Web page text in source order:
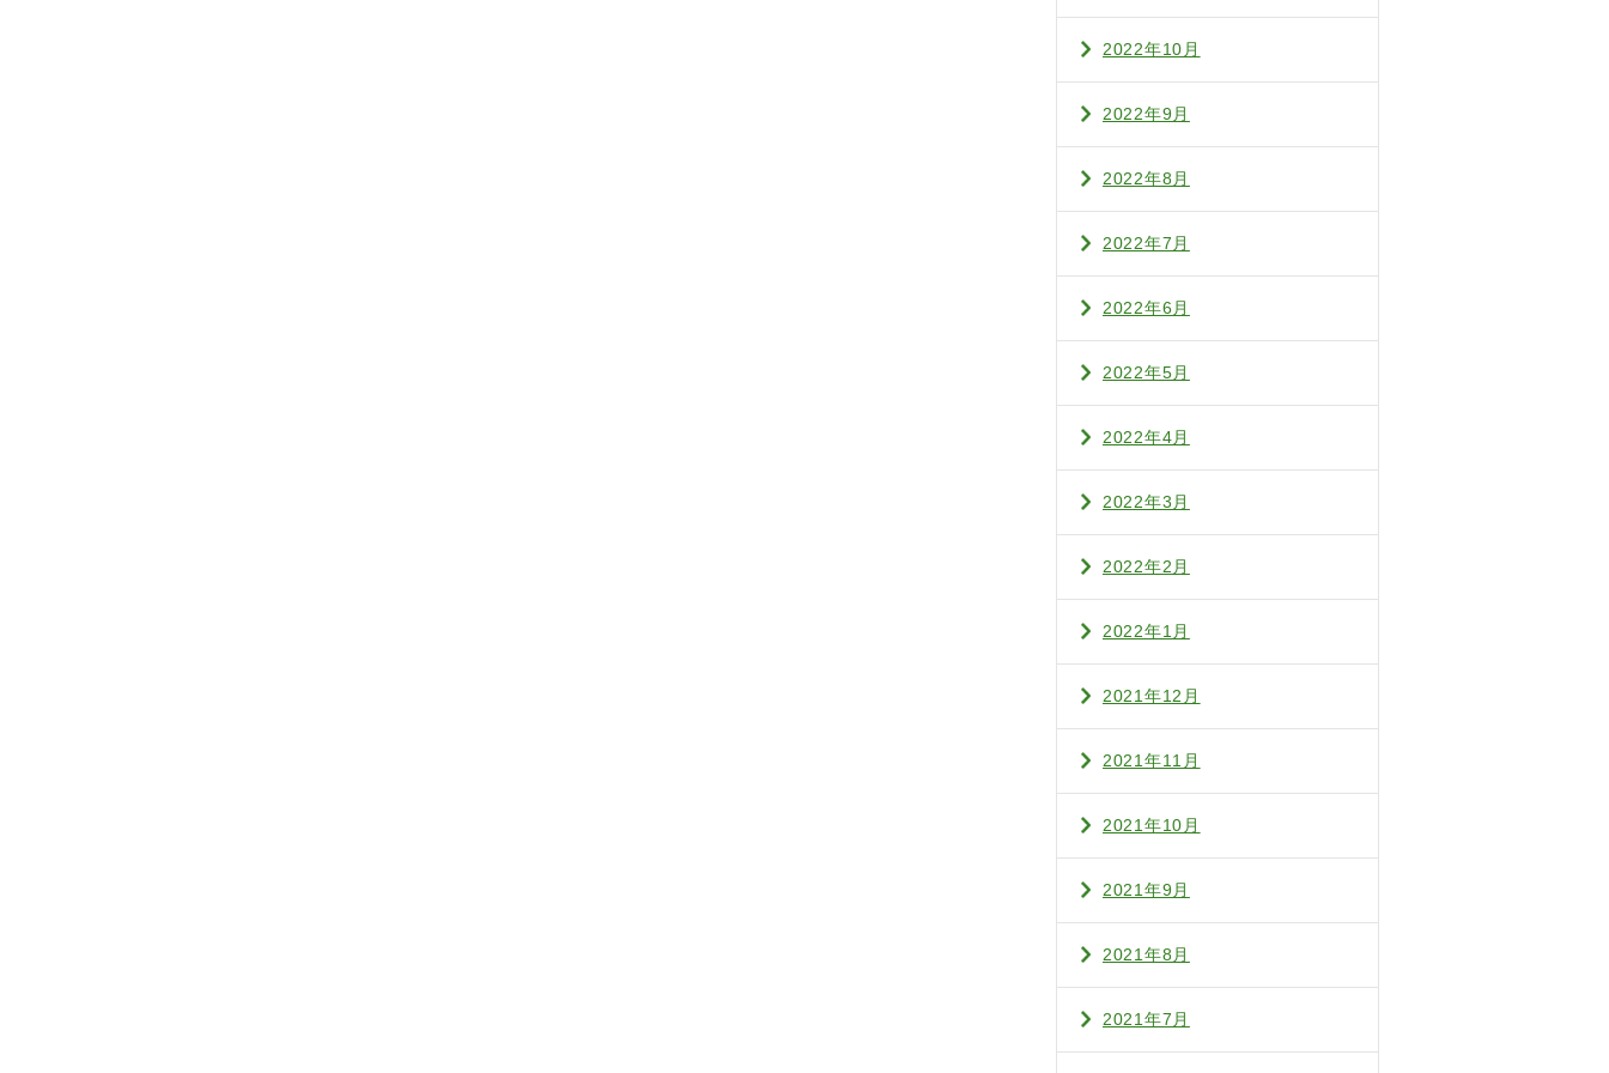
2022年10月
2022年9月
2022年8月
2022年7月
2022年6月
2022年5月
2022年4月
2022年3月
2022年2月
2022年1月
2021年12月
2021年11月
2021年10月
2021年9月
2021年8月
2021年7月